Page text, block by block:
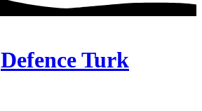
Defence Turk